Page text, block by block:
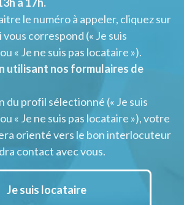
le numéro à appeler, cliquez sur
correspond (« Je suis
« Je ne suis pas locataire »).
utilisant nos formulaires de
du profil sélectionné (« Je suis
« Je ne suis pas locataire »), votre
orienté vers le bon interlocuteur
contact avec vous.
Je suis locataire